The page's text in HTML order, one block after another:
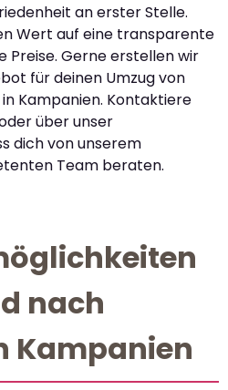
an erster Stelle.
Wert auf eine transparente
Preise. Gerne erstellen wir
für deinen Umzug von
Kampanien. Kontaktiere
über unser
dich von unserem
Team beraten.
nach
Kampanien